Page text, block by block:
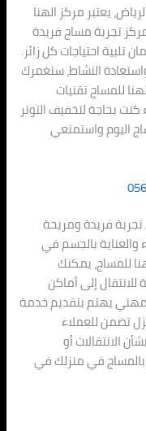
يعتبر مركز الهنا
تجربة مساج فريدة
تلبية احتياجات كل زائر.
النشاط، ستغمرك
للمساج تقنيات
بحاجة لتخفيف التوتر
اليوم واستمتعي
تجربة فريدة ومريحة
والعناية بالجسم في
للمساج، يمكنك
للانتقال إلى أماكن
يهتم بتقديم خدمة
تضمن للعملاء
الانتقالات أو
بالمساج في منزلك في